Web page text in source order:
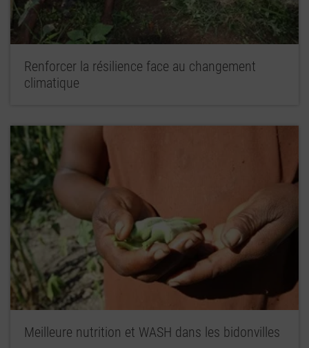
Renforcer la résilience face au changement
climatique
Meilleure nutrition et WASH dans les bidonvilles